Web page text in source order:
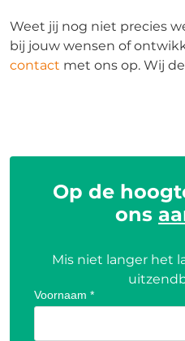
Weet jij nog niet precies
bij jouw wensen of
contact met ons op. Wij
Op de
ons
Mis niet langer het